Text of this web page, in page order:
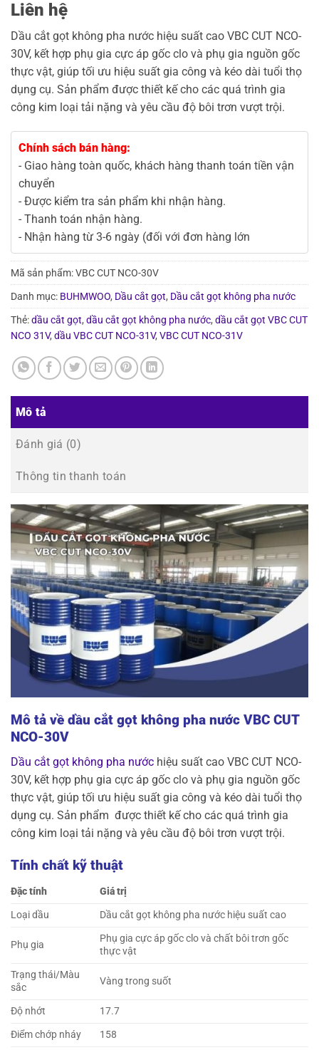
Liên hệ
Dầu cắt gọt không pha nước hiệu suất cao VBC CUT NCO-
30V, kết hợp phụ gia cực áp gốc clo và phụ gia nguồn gốc
thực vật, giúp tối ưu hiệu suất gia công và kéo dài tuổi thọ
dụng cụ. Sản phẩm được thiết kế cho các quá trình gia
công kim loại tải nặng và yêu cầu độ bôi trơn vượt trội.
Chính sách bán hàng:
- Giao hàng toàn quốc, khách hàng thanh toán tiền vận
chuyển
- Được kiểm tra sản phẩm khi nhận hàng.
- Thanh toán nhận hàng.
- Nhận hàng từ 3-6 ngày (đối với đơn hàng lớn
Mã sản phẩm:VBC CUT NCO-30V
Danh mục: BUHMWOO, Dầu cắt gọt, Dầu cắt gọt không pha nước
Thẻ:dầu cắt gọt, dầu cắt gọt không pha nước, dầu cắt gọt VBC CUT
NCO 31V, dầu VBC CUT NCO-31V, VBC CUT NCO-31V
Mô tả
Đánh giá (0)
Thông tin thanh toán
Mô tả về dầu cắt gọt không pha nước VBC CUT
NCO-30V
Dầu cắt gọt không pha nước hiệu suất cao VBC CUT NCO-
30V, kết hợp phụ gia cực áp gốc clo và phụ gia nguồn gốc
thực vật, giúp tối ưu hiệu suất gia công và kéo dài tuổi thọ
dụng cụ. Sản phẩm được thiết kế cho các quá trình gia
công kim loại tải nặng và yêu cầu độ bôi trơn vượt trội.
Tính chất kỹ thuật
Đặc tính
Giá trị
Loại dầu
Dầu cắt gọt không pha nước hiệu suất cao
Phụ gia
Phụ gia cực áp gốc clo và chất bôi trơn gốc
thực vật
Trạng thái/Màu
sắc
Vàng trong suốt
Độ nhớt
17.7
Điểm chớp nháy
158